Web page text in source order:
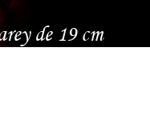
de 19 cm